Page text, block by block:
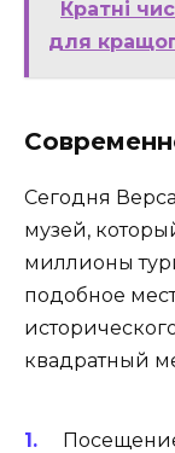
Кратні
для
Сегодня
музей,
миллионы
подобное
квадратный